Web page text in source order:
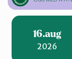
16.aug
2026